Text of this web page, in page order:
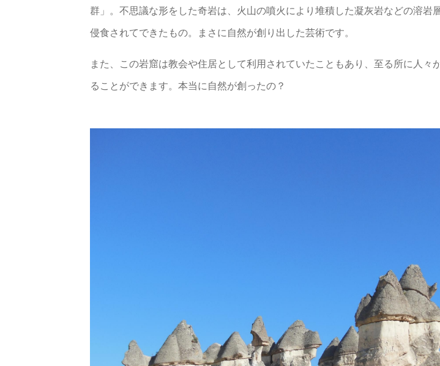
群」。不思議な形をした奇岩は、火山の噴火により堆積した凝灰岩などの溶岩
侵食されてできたもの。まさに自然が創り出した芸術です。
また、この岩窟は教会や住居として利用されていたこともあり、至る所に人々
ることができます。本当に自然が創ったの？